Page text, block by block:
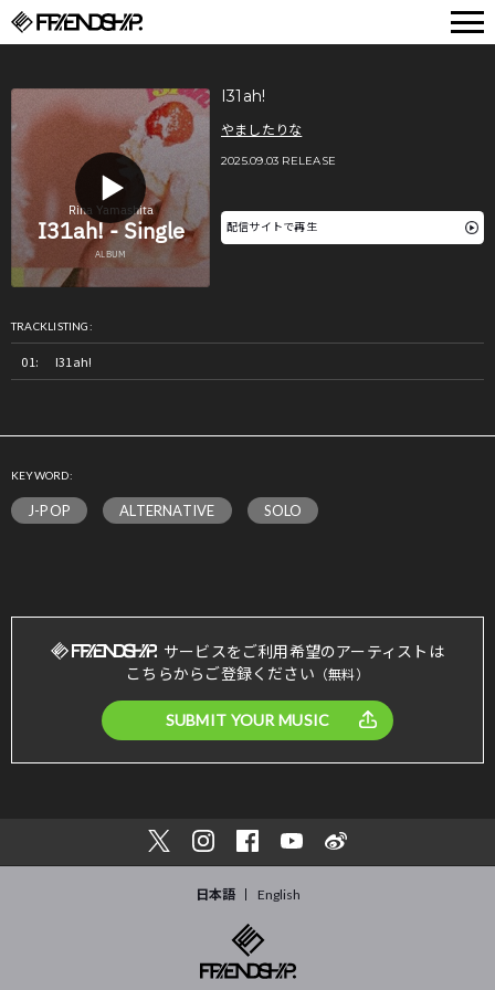
I31ah!
やましたりな
2025.09.03 RELEASE
配信サイトで再生
TRACKLISTING:
I31ah!
KEYWORD:
J-POP ALTERNATIVE SOLO
サービスをご利用希望のアーティストは
こちらからご登録ください （無料）
SUBMIT YOUR MUSIC
日本語 English